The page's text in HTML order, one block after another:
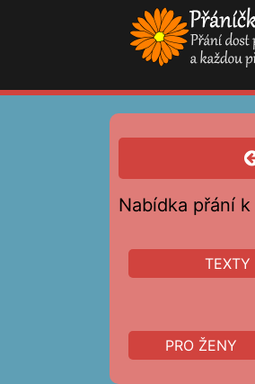
Nabídka přání
TEXTY
PRO ŽENY